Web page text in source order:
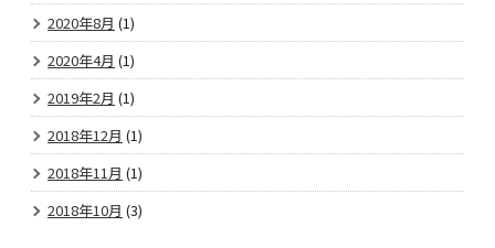
2020年8月 (1)
2020年4月 (1)
2019年2月 (1)
2018年12月 (1)
2018年11月 (1)
2018年10月 (3)